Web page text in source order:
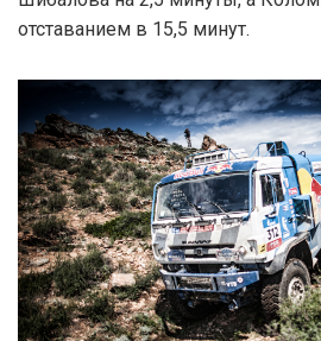
отставанием в 15,5 минут.